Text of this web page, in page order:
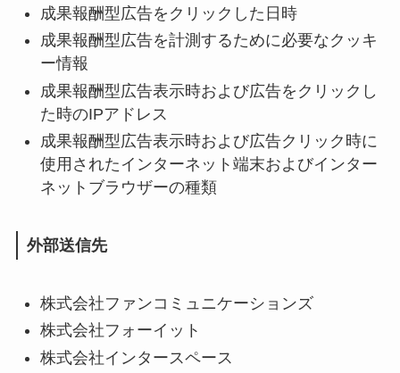
成果報酬型広告をクリックした日時
成果報酬型広告を計測するために必要なクッキ
ー情報
成果報酬型広告表示時および広告をクリックし
た時のIPアドレス
成果報酬型広告表示時および広告クリック時に
使用されたインターネット端末およびインター
ネットブラウザーの種類
外部送信先
株式会社ファンコミュニケーションズ
株式会社フォーイット
株式会社インタースペース